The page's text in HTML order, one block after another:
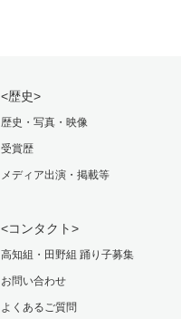
<歴史>
歴史・写真・映像
受賞歴
メディア出演・掲載等
<コンタクト>
高知組・田野組 踊り子募集
お問い合わせ
よくあるご質問